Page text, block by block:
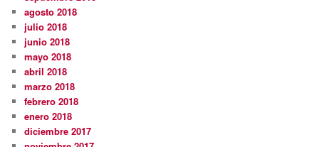
agosto 2018
julio 2018
junio 2018
mayo 2018
abril 2018
marzo 2018
febrero 2018
enero 2018
diciembre 2017